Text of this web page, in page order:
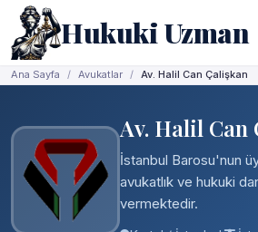
Hukuki Uzman
Ana Sayfa Avukatlar Av. Halil Can Çalişkan
Av. Halil Can
İstanbul Barosu'nun
avukatlık ve hukuki
vermektedir.